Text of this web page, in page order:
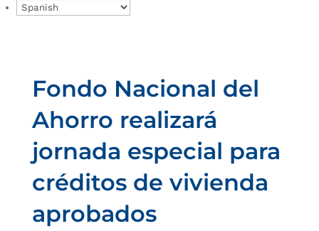
Fondo Nacional del
Ahorro realizará
jornada especial para
créditos de vivienda
aprobados